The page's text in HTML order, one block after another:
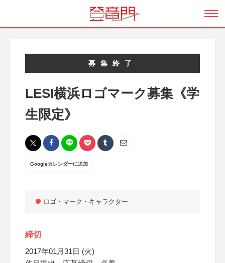
募集終了
LESI横浜ロゴマーク募集《学
生限定》
Googleカレンダーに追加
ロゴ・マーク・キャラクター
締切
2017年01月31日 (火)